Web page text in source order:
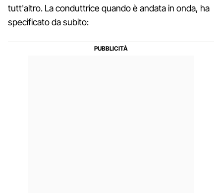
tutt'altro. La conduttrice quando è andata in onda, ha
specificato da subito: